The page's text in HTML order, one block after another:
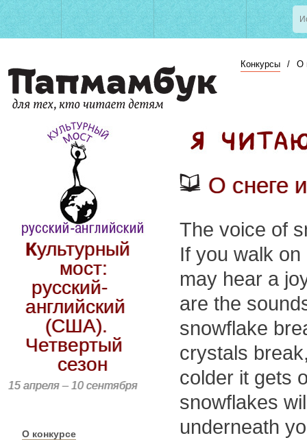
Конкурсы / О
Культурный
мост:
русский-
английский
(США).
Четвертый
сезон
15 апреля – 10 сентября
О конкурсе
О снеге
The voice of
If you walk
may hear a
are the
snowflake
crystals
colder it gets
snowflakes
underneath